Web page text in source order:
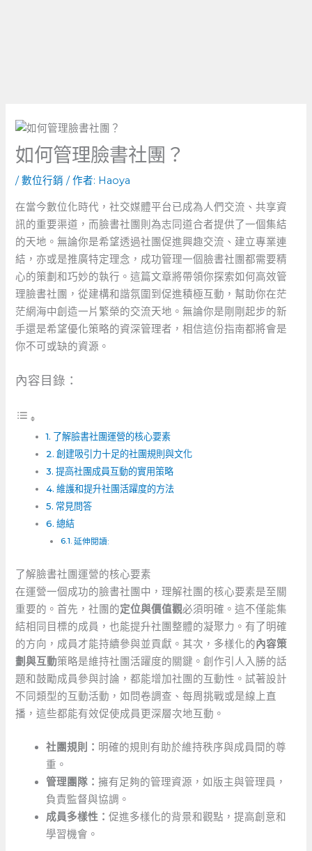
如何管理臉書社團？
/數位行銷 / 作者: Haoya
在當今數位化時代，社交媒體平台已成為人們交流、共享資
訊的重要渠道，而臉書社團則為志同道合者提供了一個集結
的天地。無論你是希望透過社團促進興趣交流、建立專業連
結，亦或是推廣特定理念，成功管理一個臉書社團都需要精
心的策劃和巧妙的執行。這篇文章將帶領你探索如何高效管
理臉書社團，從建構和諧氛圍到促進積極互動，幫助你在茫
茫網海中創造一片繁榮的交流天地。無論你是剛剛起步的新
手還是希望優化策略的資深管理者，相信這份指南都將會是
你不可或缺的資源。
內容目錄：
了解臉書社團運營的核心要素
創建吸引力十足的社團規則與文化
提高社團成員互動的實用策略
維護和提升社團活躍度的方法
常見問答
總結
延伸閱讀:
了解臉書社團運營的核心要素
在運營一個成功的臉書社團中，理解社團的核心要素是至關
重要的。首先，社團的定位與價值觀必須明確。這不僅能集
結相同目標的成員，也能提升社團整體的凝聚力。有了明確
的方向，成員才能持續參與並貢獻。其次，多樣化的內容策
劃與互動策略是維持社團活躍度的關鍵。創作引人入勝的話
題和鼓勵成員參與討論，都能增加社團的互動性。試著設計
不同類型的互動活動，如問卷調查、每周挑戰或是線上直
播，這些都能有效促使成員更深層次地互動。
社團規則： 明確的規則有助於維持秩序與成員間的尊
重。
管理團隊：擁有足夠的管理資源，如版主與管理員，
負責監督與協調。
成員多樣性：促進多樣化的背景和觀點，提高創意和
學習機會。